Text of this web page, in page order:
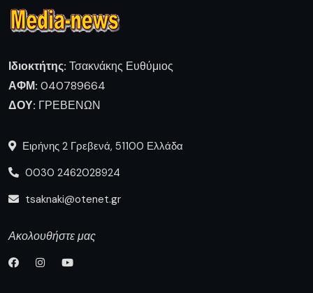
Ιδιοκτήτης: Τσακνάκης Ευθύμιος
ΑΦΜ: 040789664
ΔΟΥ: ΓΡΕΒΕΝΩΝ
Ειρήνης 2 Γρεβενά, 51100 Ελλάδα
0030 2462028924
tsaknaki@otenet.gr
Ακολουθήστε μας